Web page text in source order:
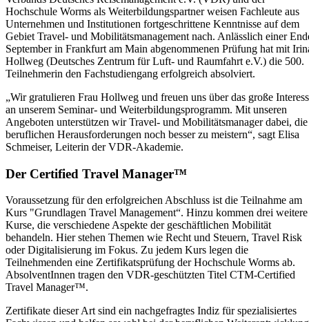
Hochschule Worms als Weiterbildungspartner weisen Fachleute aus
Unternehmen und Institutionen fortgeschrittene Kenntnisse auf dem
Gebiet Travel- und Mobilitätsmanagement nach. Anlässlich einer
September in Frankfurt am Main abgenommenen Prüfung hat mit
Hollweg (Deutsches Zentrum für Luft- und Raumfahrt e.V.) die 500.
Teilnehmerin den Fachstudiengang erfolgreich absolviert.
„Wir gratulieren Frau Hollweg und freuen uns über das große
an unserem Seminar- und Weiterbildungsprogramm. Mit unseren
Angeboten unterstützen wir Travel- und Mobilitätsmanager dabei, die
beruflichen Herausforderungen noch besser zu meistern“, sagt Elisa
Schmeiser, Leiterin der VDR-Akademie.
Der Certified Travel Manager™
Voraussetzung für den erfolgreichen Abschluss ist die Teilnahme am
Kurs "Grundlagen Travel Management“. Hinzu kommen drei weitere
Kurse, die verschiedene Aspekte der geschäftlichen Mobilität
behandeln. Hier stehen Themen wie Recht und Steuern, Travel Risk
oder Digitalisierung im Fokus. Zu jedem Kurs legen die
Teilnehmenden eine Zertifikatsprüfung der Hochschule Worms ab.
AbsolventInnen tragen den VDR-geschützten Titel CTM-Certified
Travel Manager™.
Zertifikate dieser Art sind ein nachgefragtes Indiz für spezialisiertes